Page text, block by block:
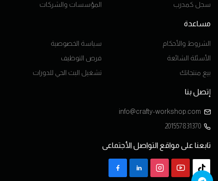
سجل كمدرب
المؤسسات والشركات
مساعدة
الشروط والأحكام
سياسة الخصوصية
الأسئلة الشائعة
فرص التوظيف
بيع منتجاتك
تشغيل البث الحي للدورات
إتصل بنا
info@crafty-workshop.com
201557831370
تابعنا على مواقع التواصل الأجتماعى